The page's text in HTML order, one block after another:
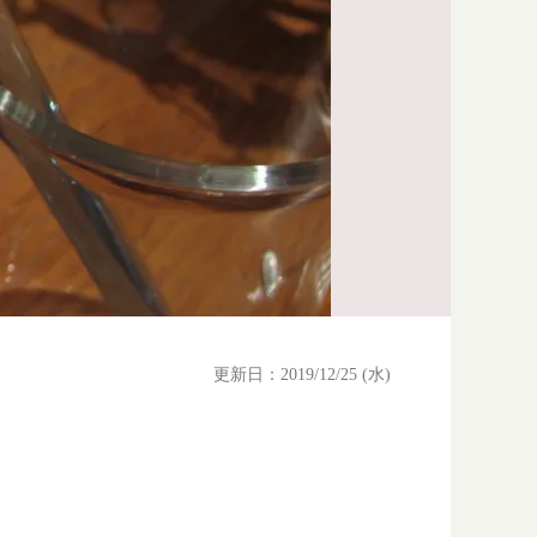
更新日：2019/12/25 (水)